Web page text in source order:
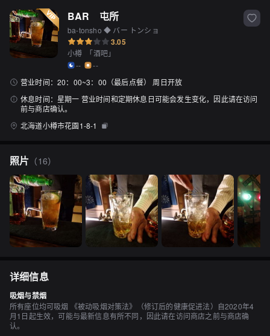
BAR　屯所
ba-tonsho ◆ バー トンショ
3.05
小樽 「酒吧」
--
--
营业时间： 20：00~3：00（最后点餐） 周日开放
休息时间： 星期一 营业时间和定期休息日可能会发生变化，因此请在访问
前与商店确认。
北海道小樽市花園1-8-1
照片 （16）
详细信息
吸烟与禁烟
所有座位均可吸烟 《被动吸烟对策法》（修订后的健康促进法）自2020年4
月1日起生效，可能与最新信息有所不同，因此请在访问商店之前与商店确
认。